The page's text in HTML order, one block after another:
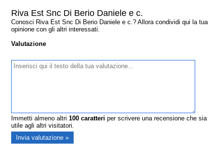
Riva Est Snc Di Berio Daniele e c.
Conosci Riva Est Snc Di Berio Daniele e c.? Allora condividi qui la tua
opinione con gli altri interessati.
Valutazione
Immetti almeno altri100 caratteri per scrivere una recensione che sia
utile agli altri visitatori.